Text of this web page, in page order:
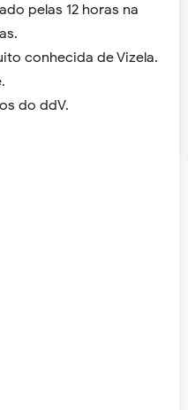
pelas 12 horas na
conhecida de Vizela.
do ddV.